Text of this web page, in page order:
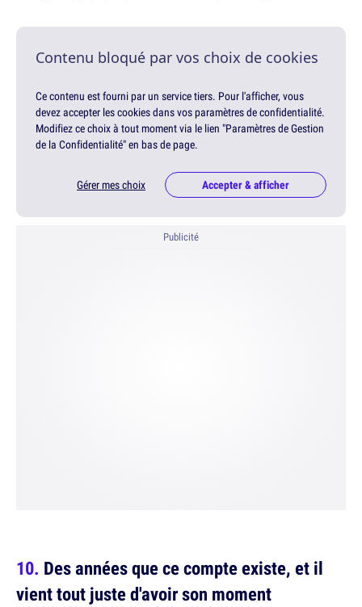
Contenu bloqué par vos choix de cookies
Ce contenu est fourni par un service tiers. Pour l'afficher, vous
devez accepter les cookies dans vos paramètres de confidentialité.
Modifiez ce choix à tout moment via le lien "Paramètres de Gestion
de la Confidentialité" en bas de page.
Gérer mes choix Accepter & afficher
Publicité
Des années que ce compte existe, et il
vient tout juste d'avoir son moment